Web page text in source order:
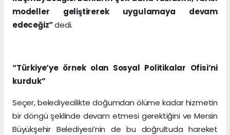
modeller geliştirerek uygulamaya devam
edeceğiz”dedi.
“Türkiye’ye örnek olan Sosyal Politikalar Ofisi’ni
kurduk”
Seçer, belediyecilikte doğumdan ölüme kadar hizmetin
bir döngü şeklinde devam etmesi gerektiğini ve Mersin
Büyükşehir Belediyesi’nin de bu doğrultuda hareket